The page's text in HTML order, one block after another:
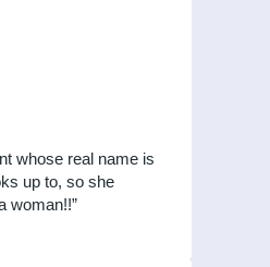
whose real name is
up to, so she
woman!!”